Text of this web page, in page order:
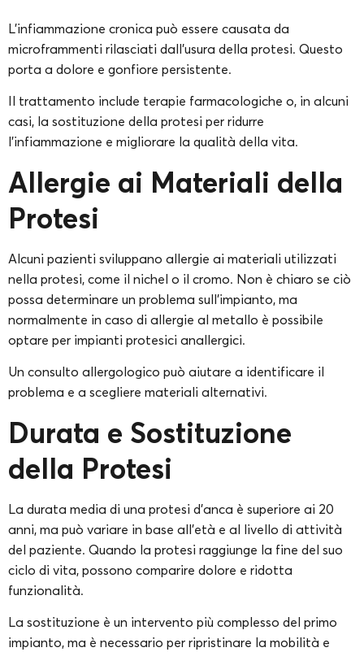
L’infiammazione cronica può essere causata da
microframmenti rilasciati dall’usura della protesi. Questo
porta a dolore e gonfiore persistente.
Il trattamento include terapie farmacologiche o, in alcuni
casi, la sostituzione della protesi per ridurre
l’infiammazione e migliorare la qualità della vita.
Allergie ai Materiali della
Protesi
Alcuni pazienti sviluppano allergie ai materiali utilizzati
nella protesi, come il nichel o il cromo. Non è chiaro se ciò
possa determinare un problema sull’impianto, ma
normalmente in caso di allergie al metallo è possibile
optare per impianti protesici anallergici.
Un consulto allergologico può aiutare a identificare il
problema e a scegliere materiali alternativi.
Durata e Sostituzione
della Protesi
La durata media di una protesi d’anca è superiore ai 20
anni, ma può variare in base all’età e al livello di attività
del paziente. Quando la protesi raggiunge la fine del suo
ciclo di vita, possono comparire dolore e ridotta
funzionalità.
La sostituzione è un intervento più complesso del primo
impianto, ma è necessario per ripristinare la mobilità e